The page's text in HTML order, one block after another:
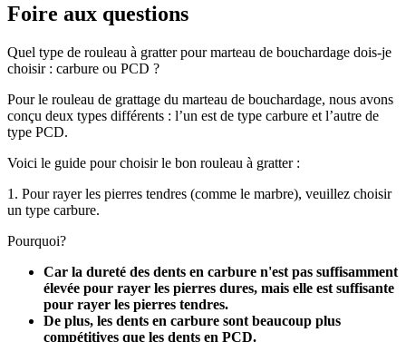
Foire aux questions
Quel type de rouleau à gratter pour marteau de bouchardage dois-je
choisir : carbure ou PCD ?
Pour le rouleau de grattage du marteau de bouchardage, nous avons
conçu deux types différents : l’un est de type carbure et l’autre de
type PCD.
Voici le guide pour choisir le bon rouleau à gratter :
1. Pour rayer les pierres tendres (comme le marbre), veuillez choisir
un type carbure.
Pourquoi?
Car la dureté des dents en carbure n'est pas suffisamment
élevée pour rayer les pierres dures, mais elle est suffisante
pour rayer les pierres tendres.
De plus, les dents en carbure sont beaucoup plus
compétitives que les dents en PCD.